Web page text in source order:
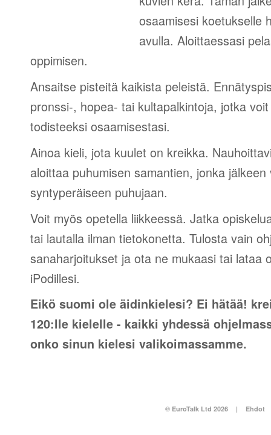
osaamisesi koetukselle
avulla. Aloittaessasi
oppimisen.
Ansaitse pisteitä kaikista peleistä.
pronssi-, hopea- tai kultapalkintoja, jotka
todisteeksi osaamisestasi.
Ainoa kieli, jota kuulet on kreikka.
aloittaa puhumisen samantien, jonka
syntyperäiseen puhujaan.
Voit myös opetella liikkeessä. Jatka
tai lautalla ilman tietokonetta. Tulosta vain
sanaharjoitukset ja ota ne mukaasi tai lataa
iPodillesi.
Eikö suomi ole äidinkielesi? Ei hätää!
120:lle kielelle - kaikki yhdessä
onko sinun kielesi valikoimassamme.
© EuroTalk Ltd 2026 | Ehdot